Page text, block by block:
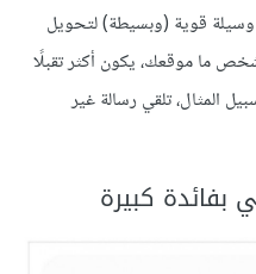
وسيلة قوية (وبسيطة) لتحويل
ما موقعك، يكون أكثر تقبلًا
المثال، تلقي رسالة غير